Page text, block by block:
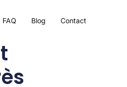
FAQ Blog Contact